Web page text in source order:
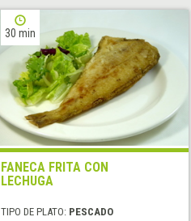
30 min
FANECA FRITA CON
LECHUGA
TIPO DE PLATO: PESCADO